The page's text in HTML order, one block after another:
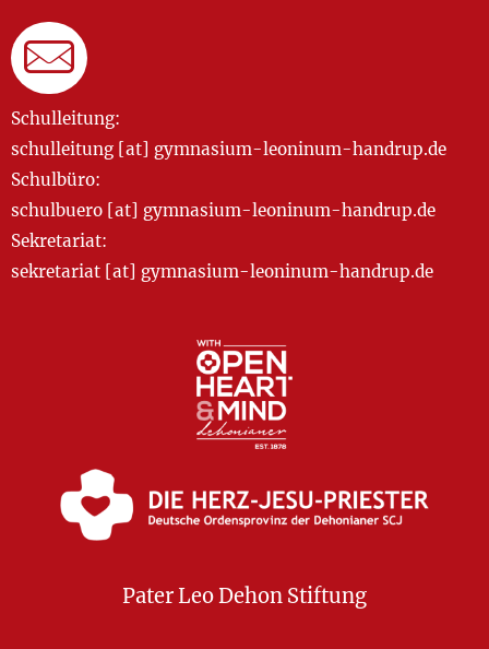
Schulleitung:
schulleitung [at] gymnasium-leoninum-handrup.de
Schulbüro:
schulbuero [at] gymnasium-leoninum-handrup.de
Sekretariat:
sekretariat [at] gymnasium-leoninum-handrup.de
Pater Leo Dehon Stiftung